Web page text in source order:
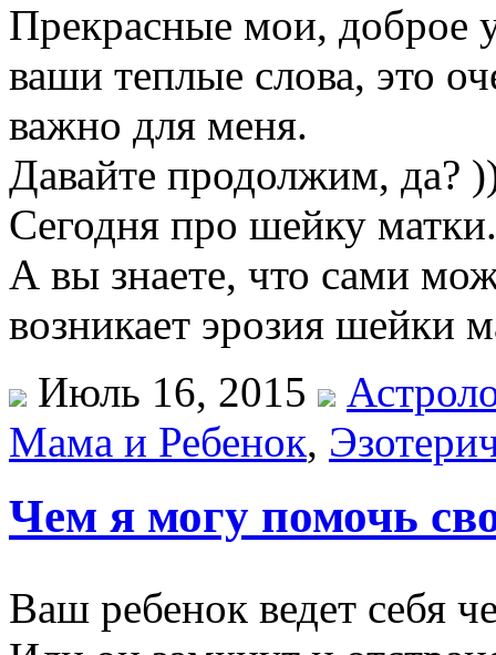
Прекрасные мои, доброе
ваши теплые слова, это
важно для меня.
Давайте продолжим, да?
Сегодня про шейку матки.
А вы знаете, что сами
возникает эрозия шейки
Июль 16, 2015
Мама и Ребенок,
Чем я могу помочь
Ваш ребенок ведет себя